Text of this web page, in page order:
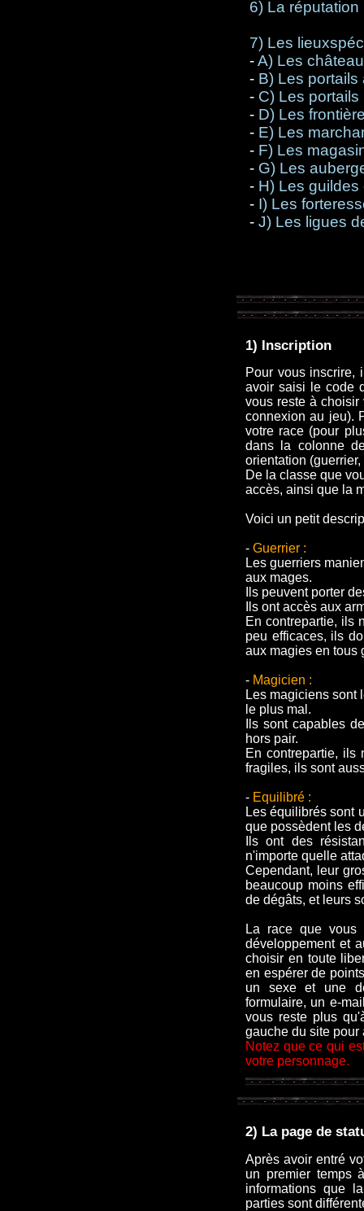
6) La réputation
7) Les
-A) Les
- B) Les
- C) Les portails
- D) Les
- E) Les
- F) Les
- G) Les
- H) Les
- I) Les
- J) Les ligues
1) Inscription
Pour vous inscrire,
avoir saisi le code
vous reste à choisir
connexion au jeu).
votre race (pour
dans la colonne
orientation
De la classe que
accès, ainsi que la
Voici un petit
- Guerrier :
Les guerriers
aux mages.
Ils peuvent porter
Ils ont accès aux
En contrepartie, ils
peu efficaces, ils
aux magies en tous
- Magicien :
Les magiciens sont
le plus mal.
Ils sont capables
hors pair.
En contrepartie, ils
fragiles, ils sont
- Equilibré :
Les équilibrés sont
que possèdent les
Ils ont des
n'importe quelle
Cependant, leur
beaucoup moins
de dégâts, et leurs
La race que vous
développement et
choisir en toute
en espérer de
un sexe et une
formulaire, un e-
vous reste plus
gauche du site pour
Notez que ce qui
votre personnage.
2) La page de
Après avoir entré
un premier temps
informations que
parties sont